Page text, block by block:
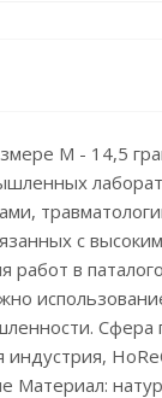
М - 14,5
с
работ в
Сфера
Материал: